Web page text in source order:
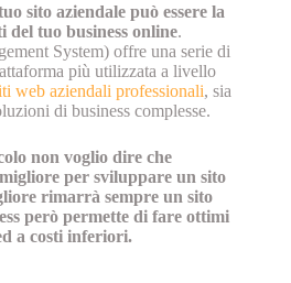
sito aziendale può essere la
del tuo business online.
System) offre una serie di
più utilizzata a livello
web aziendali professionali, sia
di business complesse.
non voglio dire che
per sviluppare un sito
rimarrà sempre un sito
però permette di fare ottimi
a costi inferiori.